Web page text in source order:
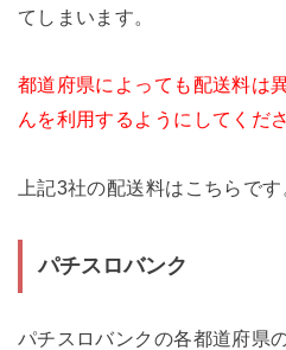
てしまいます。
都道府県によっても配送料は
んを利用するようにしてくだ
上記3社の配送料はこちらです
パチスロバンク
パチスロバンクの各都道府県